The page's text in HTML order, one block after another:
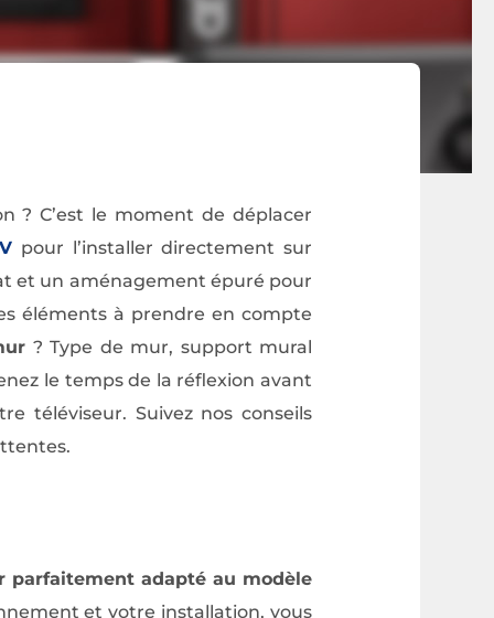
? C’est le moment de déplacer
pour l’installer directement sur
et un aménagement épuré pour
éléments à prendre en compte
? Type de mur, support mural
le temps de la réflexion avant
téléviseur. Suivez nos conseils
parfaitement adapté au modèle
et votre installation, vous